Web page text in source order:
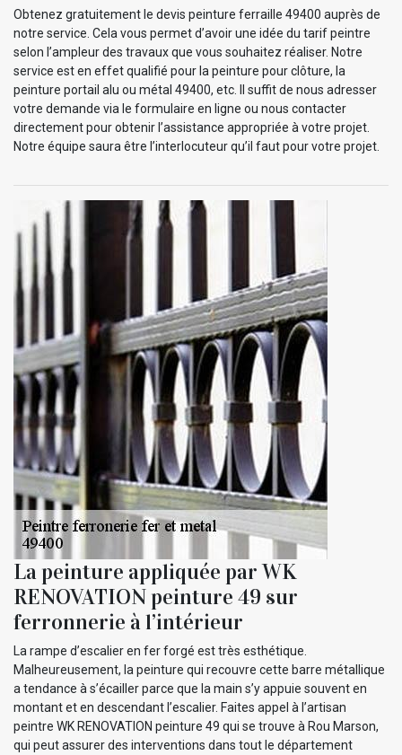
Obtenez gratuitement le devis peinture ferraille 49400 auprès de
notre service. Cela vous permet d’avoir une idée du tarif peintre
selon l’ampleur des travaux que vous souhaitez réaliser. Notre
service est en effet qualifié pour la peinture pour clôture, la
peinture portail alu ou métal 49400, etc. Il suffit de nous adresser
votre demande via le formulaire en ligne ou nous contacter
directement pour obtenir l’assistance appropriée à votre projet.
Notre équipe saura être l’interlocuteur qu’il faut pour votre projet.
La peinture appliquée par WK
RENOVATION peinture 49 sur
ferronnerie à l’intérieur
La rampe d’escalier en fer forgé est très esthétique.
Malheureusement, la peinture qui recouvre cette barre métallique
a tendance à s’écailler parce que la main s’y appuie souvent en
montant et en descendant l’escalier. Faites appel à l’artisan
peintre WK RENOVATION peinture 49 qui se trouve à Rou Marson,
qui peut assurer des interventions dans tout le département